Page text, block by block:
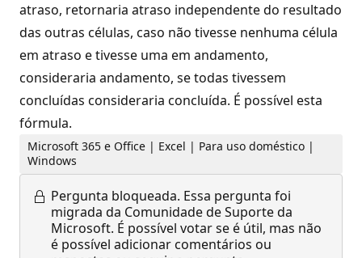
atraso, retornaria atraso independente do resultado
das outras células, caso não tivesse nenhuma célula
em atraso e tivesse uma em andamento,
consideraria andamento, se todas tivessem
concluídas consideraria concluída. É possível esta
fórmula.
Microsoft 365 e Office | Excel | Para uso doméstico |
Windows
Pergunta bloqueada. Essa pergunta foi
migrada da Comunidade de Suporte da
Microsoft. É possível votar se é útil, mas não
é possível adicionar comentários ou